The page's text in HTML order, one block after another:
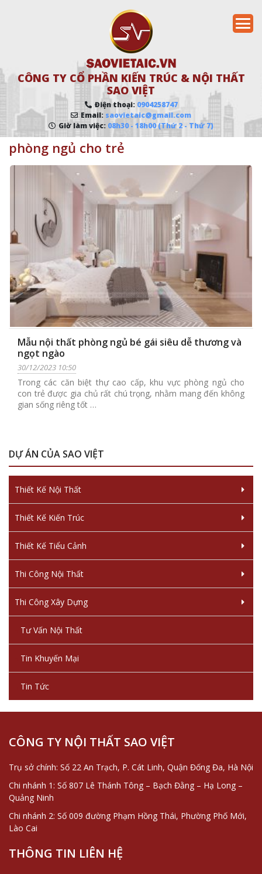
CÔNG TY CỔ PHẦN KIẾN TRÚC & NỘI THẤT
SAO VIỆT
Điện thoại: 0904258747
Email: saovietaic@gmail.com
Giờ làm việc: 08h30 - 18h00 (Thứ 2 - Thứ 7)
phòng ngủ cho trẻ
Mẫu nội thất phòng ngủ bé gái siêu dễ thương và
ngọt ngào
30/12/2023 10:50
Trong các căn biệt thự cao cấp, khu vực phòng ngủ cho
con trẻ được gia chủ rất chú trọng, nhằm mang đến không
gian sống riêng tốt …
DỰ ÁN CỦA SAO VIỆT
Thiết Kế Nội Thất
Thiết Kế Kiến Trúc
Thiết Kế Tiểu Cảnh
Thi Công Nội Thất
Thi Công Xây Dựng
Tư Vấn Nội Thất
Tin Khuyến Mại
Tin Tức
CÔNG TY NỘI THẤT SAO VIỆT
Trụ sở chính: Số 22 An Trạch, P. Cát Linh, Quận Đống Đa, Hà Nội
Chi nhánh 1: Số 807 Lê Thánh Tông – Bạch Đằng – Hạ Long –
Quảng Ninh
Chi nhánh 2: Số 009 đường Phạm Hồng Thái, Phường Phố Mới,
Lào Cai
THÔNG TIN LIÊN HỆ